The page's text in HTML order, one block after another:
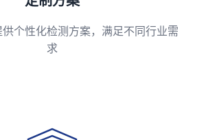
个性化检测方案，满足不同行业需
求